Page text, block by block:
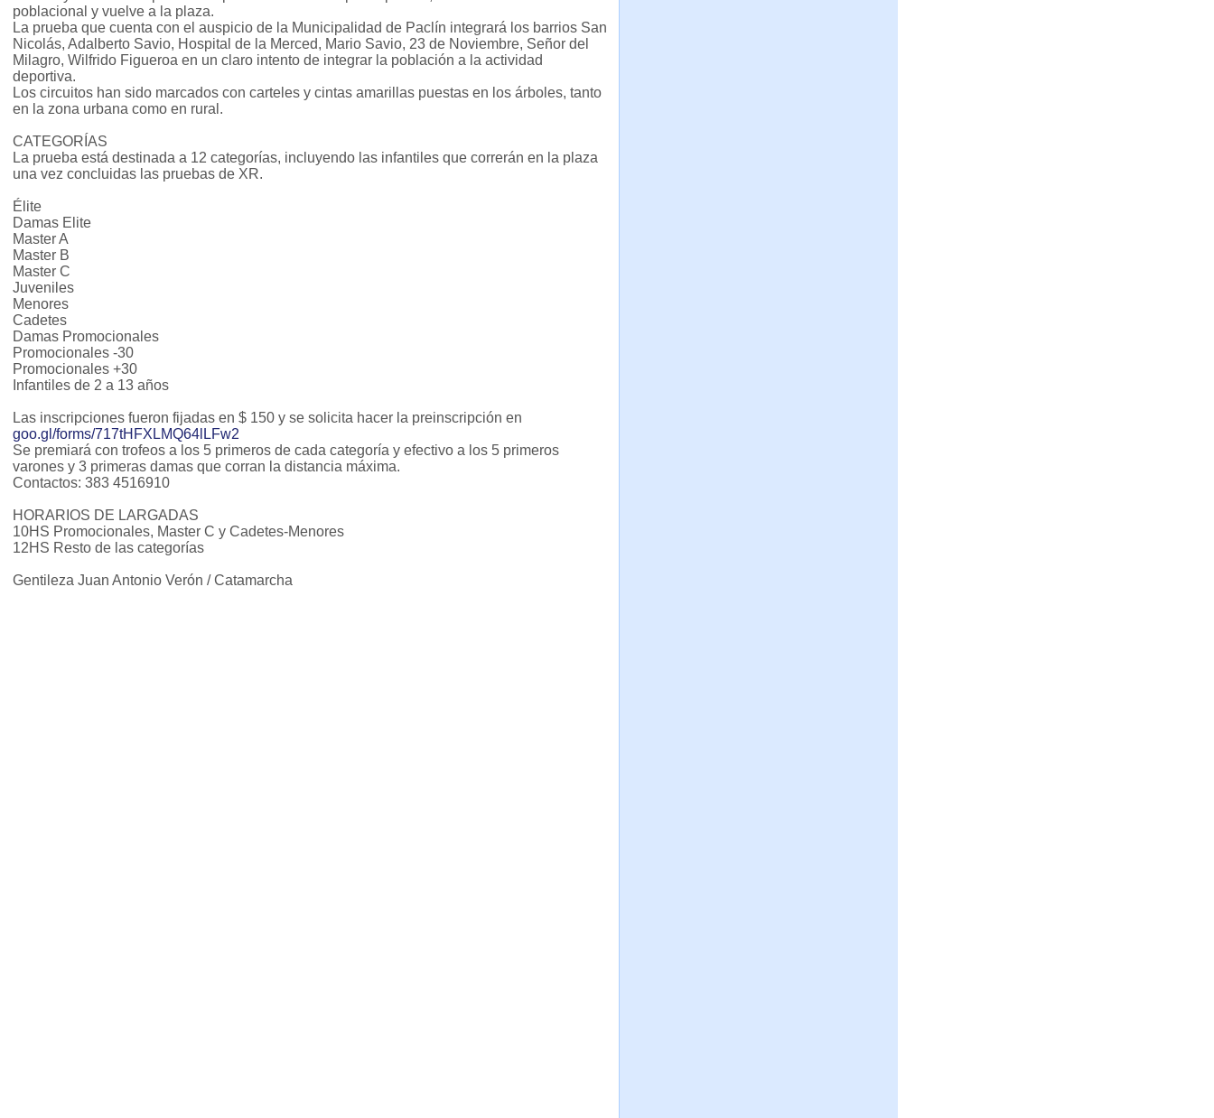
poblacional y vuelve a la plaza.
La prueba que cuenta con el auspicio de la Municipalidad de Paclín integrará los barrios San
Nicolás, Adalberto Savio, Hospital de la Merced, Mario Savio, 23 de Noviembre, Señor del
Milagro, Wilfrido Figueroa en un claro intento de integrar la población a la actividad
deportiva.
Los circuitos han sido marcados con carteles y cintas amarillas puestas en los árboles, tanto
en la zona urbana como en rural.
CATEGORÍAS
La prueba está destinada a 12 categorías, incluyendo las infantiles que correrán en la plaza
una vez concluidas las pruebas de XR.
Élite
Damas Elite
Master A
Master B
Master C
Juveniles
Menores
Cadetes
Damas Promocionales
Promocionales -30
Promocionales +30
Infantiles de 2 a 13 años
Las inscripciones fueron fijadas en $ 150 y se solicita hacer la preinscripción en
goo.gl/forms/717tHFXLMQ64lLFw2
Se premiará con trofeos a los 5 primeros de cada categoría y efectivo a los 5 primeros
varones y 3 primeras damas que corran la distancia máxima.
Contactos: 383 4516910
HORARIOS DE LARGADAS
10HS Promocionales, Master C y Cadetes-Menores
12HS Resto de las categorías
Gentileza Juan Antonio Verón / Catamarcha